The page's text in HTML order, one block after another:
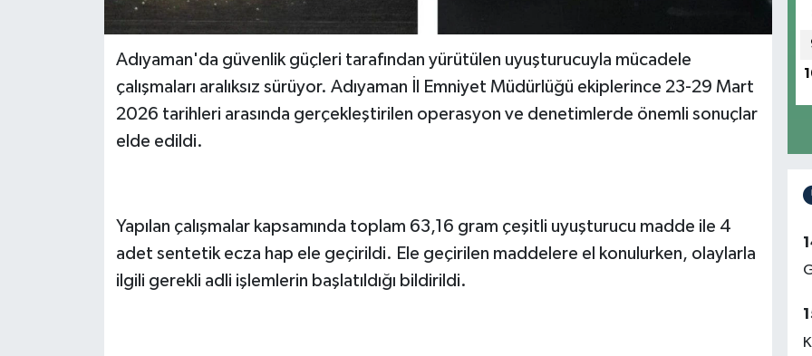
Adıyaman'da güvenlik güçleri tarafından yürütülen uyuşturucuyla mücadele
çalışmaları aralıksız sürüyor. Adıyaman İl Emniyet Müdürlüğü ekiplerince 23-29 Mart
2026 tarihleri arasında gerçekleştirilen operasyon ve denetimlerde önemli sonuçlar
elde edildi.
Yapılan çalışmalar kapsamında toplam 63,16 gram çeşitli uyuşturucu madde ile 4
adet sentetik ecza hap ele geçirildi. Ele geçirilen maddelere el konulurken, olaylarla
ilgili gerekli adli işlemlerin başlatıldığı bildirildi.